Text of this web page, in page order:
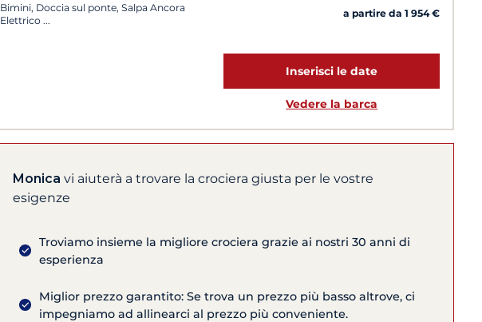
Bimini, Doccia sul ponte, Salpa Ancora
Elettrico
a partire da 1 954 €
Inserisci le date
Vedere la barca
Monica vi aiuterà a trovare la crociera giusta per le vostre
esigenze
Troviamo insieme la migliore crociera grazie ai nostri 30 anni di
esperienza
Miglior prezzo garantito: Se trova un prezzo più basso altrove, ci
impegniamo ad allinearci al prezzo più conveniente.